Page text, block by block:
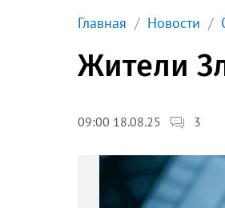
Главная Новости
Жители
09:00 18.08.25 3